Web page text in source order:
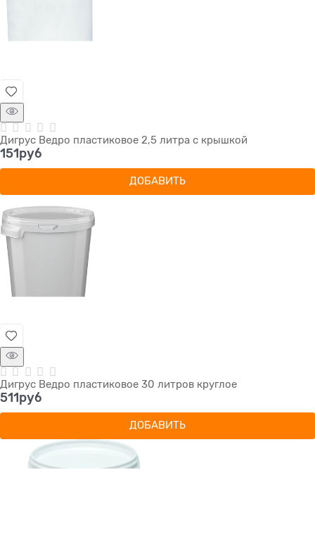
Дигрус Ведро пластиковое 2,5 литра с крышкой
151руб
ДОБАВИТЬ
Дигрус Ведро пластиковое 30 литров круглое
511руб
ДОБАВИТЬ